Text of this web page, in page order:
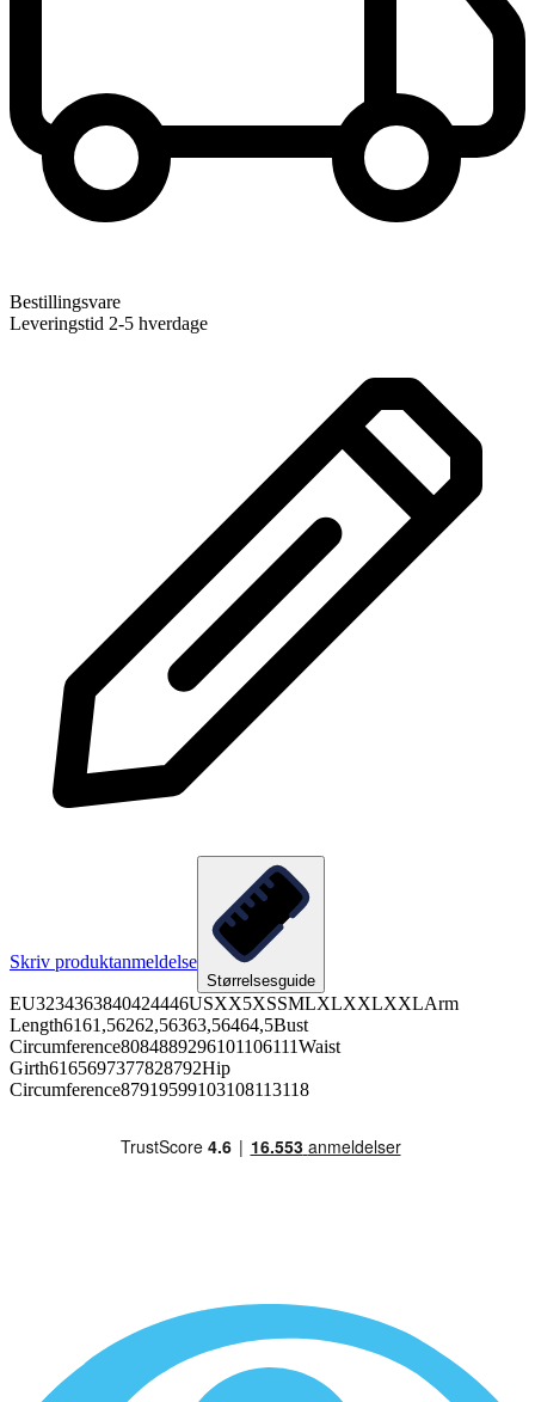
Bestillingsvare
Leveringstid 2-5 hverdage
Skriv produktanmeldelse
Størrelsesguide
EU3234363840424446USXX5XSSMLXLXXLXXLArm
Length6161,56262,56363,56464,5Bust
Circumference8084889296101106111Waist
Girth6165697377828792Hip
Circumference87919599103108113118